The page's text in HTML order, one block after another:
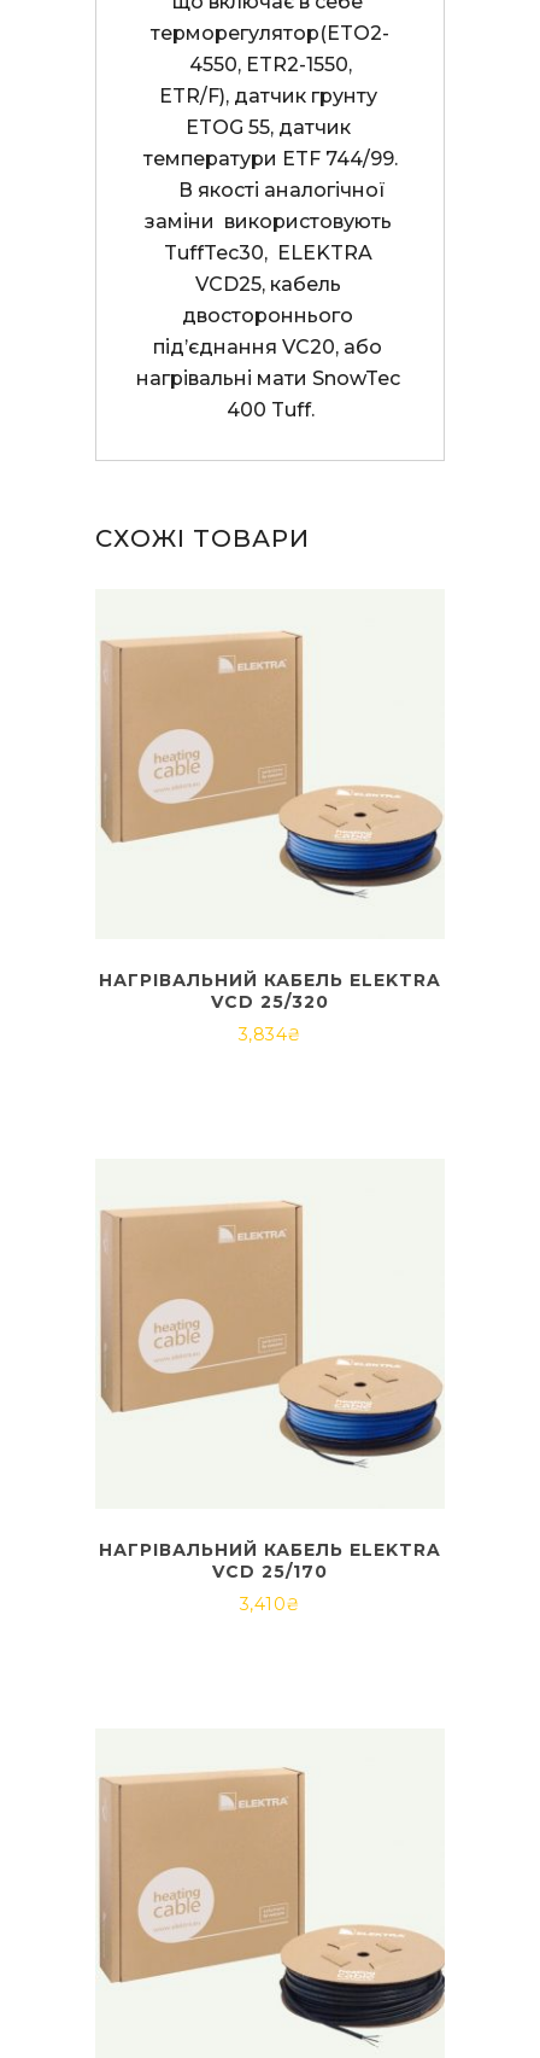
терморегулятор(ETO2-
4550, ETR2-1550,
ETR/F), датчик грунту
ETOG 55, датчик
температури ETF 744/99.
заміни  використовують
TuffTec30,  ELEKTRA
VCD25, кабель
двостороннього
під’єднання VC20, або
нагрівальні мати SnowTec
400 Tuff.
СХОЖІ ТОВАРИ
НАГРІВАЛЬНИЙ КАБЕЛЬ ELEKTRA
VCD 25/320
3,834₴
НАГРІВАЛЬНИЙ КАБЕЛЬ ELEKTRA
VCD 25/170
3,410₴